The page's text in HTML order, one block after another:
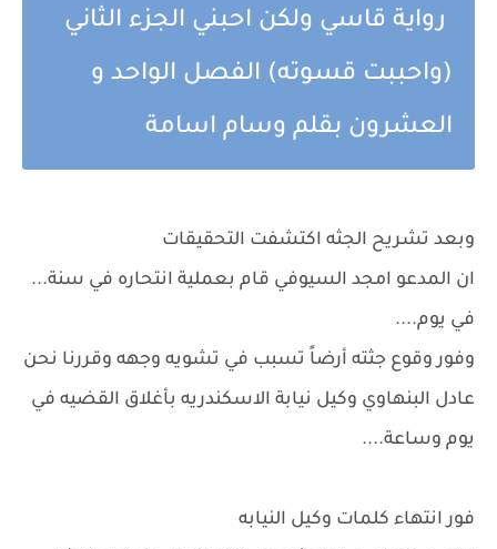
رواية قاسي ولكن احبني الجزء الثاني
(واحببت قسوته) الفصل الواحد و
العشرون بقلم وسام اسامة
وبعد تشريح الجثه اكتشفت التحقيقات
ان المدعو امجد السيوفي قام بعملية انتحاره في سنة...
في يوم....
وفور وقوع جثته أرضاً تسبب في تشويه وجهه وقررنا نحن
عادل البنهاوي وكيل نيابة الاسكندريه بأغلاق القضيه في
يوم وساعة....
فور انتهاء كلمات وكيل النيابه